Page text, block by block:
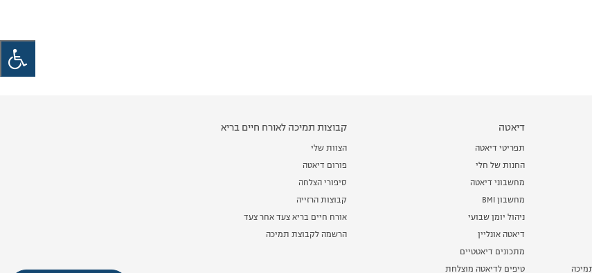
דיאטה
תפריטי דיאטה
החנות של חלי
מחשבוני דיאטה
מחשבון BMI
ניהול יומן שבועי
דיאטה אונליין
מתכונים דיאטטיים
טיפים לדיאטה מוצלחת
קבוצות תמיכה לאורח חיים בריא
הצוות שלי
פורום דיאטה
סיפורי הצלחה
קבוצות הרזייה
אורח חיים בריא צעד אחר צעד
הרשמה לקבוצת תמיכה